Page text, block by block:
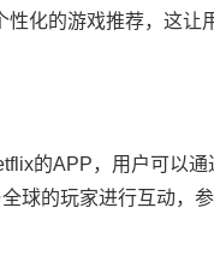
化的游戏推荐，这让
的APP，用户可以
球的玩家进行互动，参